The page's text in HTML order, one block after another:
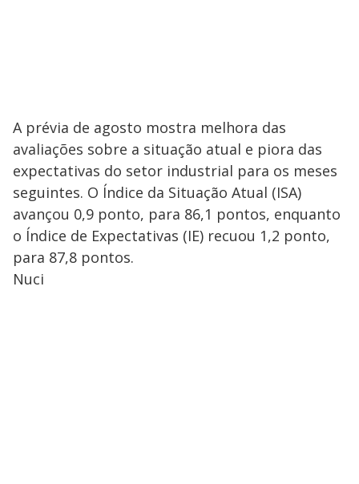
A prévia de agosto mostra melhora das
avaliações sobre a situação atual e piora das
expectativas do setor industrial para os meses
seguintes. O Índice da Situação Atual (ISA)
avançou 0,9 ponto, para 86,1 pontos, enquanto
o Índice de Expectativas (IE) recuou 1,2 ponto,
para 87,8 pontos.
Nuci